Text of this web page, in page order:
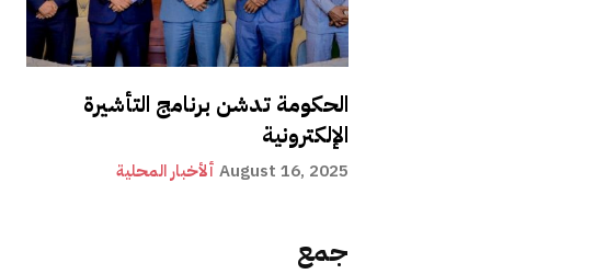
الحكومة تدشن برنامج التأشيرة
الإلكترونية
ألأخبار المحلية August 16, 2025
جمع